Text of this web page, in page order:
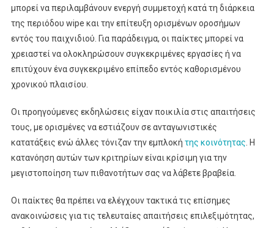
μπορεί να περιλαμβάνουν ενεργή συμμετοχή κατά τη διάρκεια
της περιόδου wipe και την επίτευξη ορισμένων οροσήμων
εντός του παιχνιδιού. Για παράδειγμα, οι παίκτες μπορεί να
χρειαστεί να ολοκληρώσουν συγκεκριμένες εργασίες ή να
επιτύχουν ένα συγκεκριμένο επίπεδο εντός καθορισμένου
χρονικού πλαισίου.
Οι προηγούμενες εκδηλώσεις είχαν ποικιλία στις απαιτήσεις
τους, με ορισμένες να εστιάζουν σε ανταγωνιστικές
κατατάξεις ενώ άλλες τόνιζαν την εμπλοκή της κοινότητας. Η
κατανόηση αυτών των κριτηρίων είναι κρίσιμη για την
μεγιστοποίηση των πιθανοτήτων σας να λάβετε βραβεία.
Οι παίκτες θα πρέπει να ελέγχουν τακτικά τις επίσημες
ανακοινώσεις για τις τελευταίες απαιτήσεις επιλεξιμότητας,